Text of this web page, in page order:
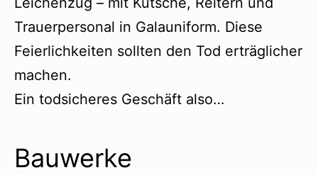
Trauerpersonal in Galauniform. Diese
Feierlichkeiten sollten den Tod erträglicher
machen.
Ein todsicheres Geschäft also…
Bauwerke